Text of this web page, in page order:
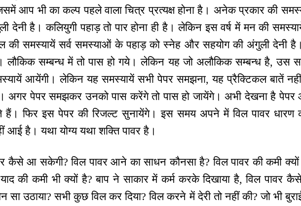
आप भी का कल्प पहले वाला चित्र प्रत्यक्ष होना है। अनेक प्रकार की
देनी है। कलियुगी पहाड़ तो पार होना ही है। लेकिन इस वर्ष में मन की
की समस्यायें सर्व समस्याओं के पहाड़ को स्नेह और सहयोग की अंगुली देनी
सम्बन्ध में तो पास हो गये। लेकिन यह जो अलौकिक सम्बन्ध है, उस
आयेंगी। लेकिन यह समस्यायें सभी पेपर समझना, यह प्रैक्टिकल बातें
अगर पेपर समझकर उनको पास करेंगे तो पास हो जायेंगे। अभी देखना है पेपर
हैं। फिर इस पेपर की रिजल्ट सुनायेंगे। इस समय अपने में विल पावर धारण
आई है। यथा योग्य यथा शक्ति पावर है।
कैसे आ सकेगी? विल पावर आने का साधन कौनसा है? विल पावर की कमी
की कमी भी क्यों है? बाप ने साकार में कर्म करके दिखाया है, विल पावर
सा उठाया? सभी कुछ विल कर दिया? विल करने में देरी तो नहीं की? जो भी